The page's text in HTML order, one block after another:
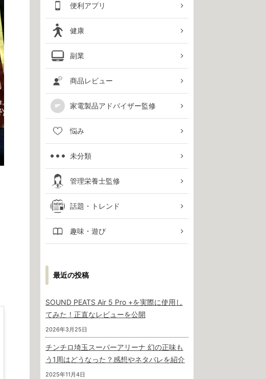
便利アプリ
健康
副業
商品レビュー
家電製品アドバイザー監修
悩み
未分類
管理栄養士監修
話題・トレンド
趣味・遊び
最近の投稿
SOUND PEATS Air 5 Pro +を実際に使用し
てみた！正直なレビューを公開
2026年3月25日
チンチロ埼玉スーパーアリーナ 幻の正味も
う1周はどうなった？感想やネタバレを紹介
2025年11月4日